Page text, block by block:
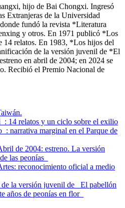
hijo de Bai Chongxi. Ingresó
Extranjeras de la Universidad
fundó la revista *Literatura
y otros. En 1971 publicó *Los
14 relatos. En 1983, *Los hijos del
de la versión juvenil de *El
en abril de 2004; en 2024 se
Recibió el Premio Nacional de
14 relatos y un ciclo sobre el exilio
narrativa marginal en el Parque de
de 2004: estreno. La versión
las peonías_
reconocimiento oficial a medio
la versión juvenil de _El pabellón
años de peonías en flor_